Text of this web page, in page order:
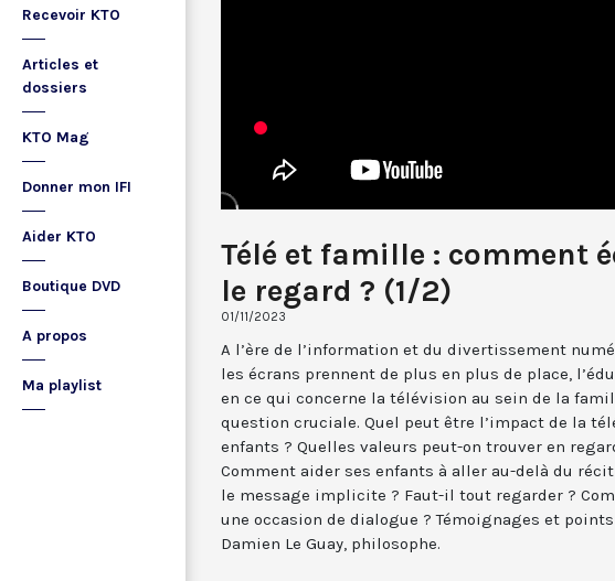
Recevoir KTO
Articles et
dossiers
KTO Mag
Donner mon IFI
Aider KTO
Boutique DVD
A propos
Ma playlist
Télé et famille : comment
le regard ? (1/2)
01/11/2023
A l’ère de l’information et du divertissement
les écrans prennent de plus en plus de place,
en ce qui concerne la télévision au sein de la
question cruciale. Quel peut être l’impact de la
enfants ? Quelles valeurs peut-on trouver en
Comment aider ses enfants à aller au-delà du
le message implicite ? Faut-il tout regarder ?
une occasion de dialogue ? Témoignages et
Damien Le Guay, philosophe.